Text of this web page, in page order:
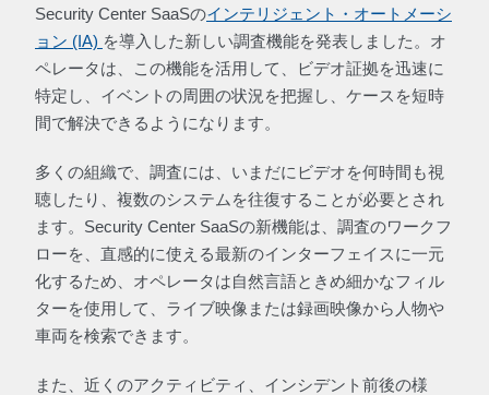
Security Center SaaSのインテリジェント・オートメーシ
ョン (IA) を導入した新しい調査機能を発表しました。オ
ペレータは、この機能を活用して、ビデオ証拠を迅速に
特定し、イベントの周囲の状況を把握し、ケースを短時
間で解決できるようになります。
多くの組織で、調査には、いまだにビデオを何時間も視
聴したり、複数のシステムを往復することが必要とされ
ます。Security Center SaaSの新機能は、調査のワークフ
ローを、直感的に使える最新のインターフェイスに一元
化するため、オペレータは自然言語ときめ細かなフィル
ターを使用して、ライブ映像または録画映像から人物や
車両を検索できます。
また、近くのアクティビティ、インシデント前後の様